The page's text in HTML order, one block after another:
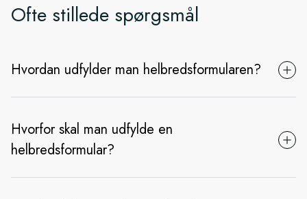
Ofte stillede spørgsmål
Hvordan udfylder man helbredsformularen?
Hvorfor skal man udfylde en
helbredsformular?